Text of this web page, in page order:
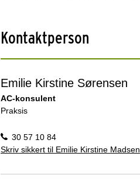
Kontaktperson
Emilie Kirstine Sørensen
AC-konsulent
Praksis
30 57 10 84
Skriv sikkert til Emilie Kirstine Madsen